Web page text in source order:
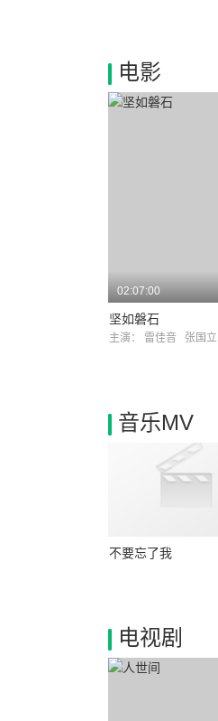
电影
02:07:00
坚如磐石
主演： 雷佳音 张国立
音乐MV
不要忘了我
电视剧